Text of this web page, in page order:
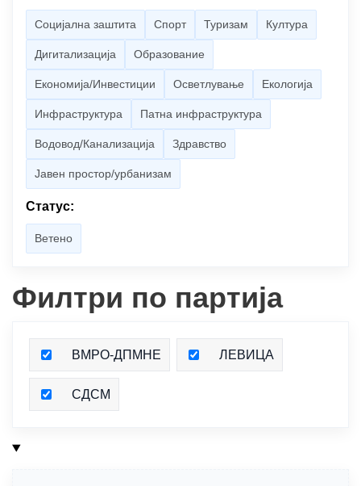
Социјална заштита Спорт Туризам Култура
Дигитализација Образование
Економија/Инвестиции Осветлување Екологија
Инфраструктура Патна инфраструктура
Водовод/Канализација Здравство
Јавен простор/урбанизам
Статус:
Ветено
Филтри по партија
ВМРО-ДПМНЕ ЛЕВИЦА
СДСМ